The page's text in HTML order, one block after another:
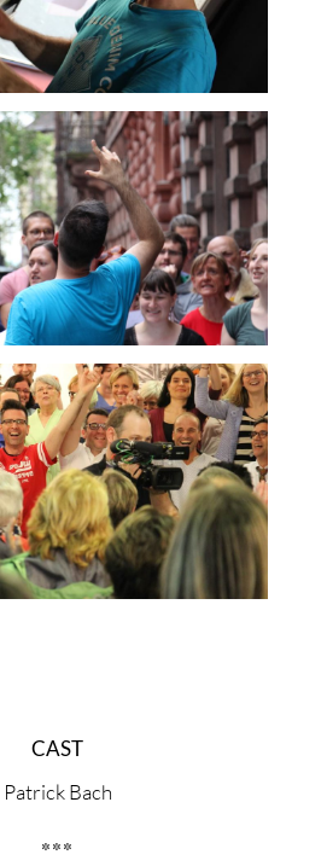
CAST
Patrick Bach
***